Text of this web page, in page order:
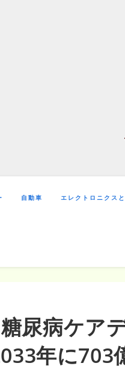
自動車 エレクトロニクス
糖尿病ケア
年に703